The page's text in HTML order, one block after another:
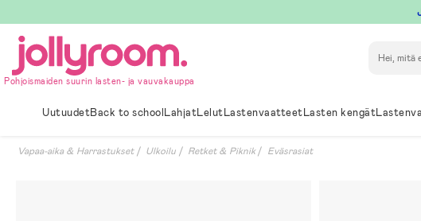
till
innehållet
Pohjoismaiden suurin lasten- ja vauvakauppa
UutuudetBack to schoolLahjatLelutLastenvaatteetLasten kengät
Vapaa-aika & Harrastukset Ulkoilu Retket & Piknik Eväsrasiat